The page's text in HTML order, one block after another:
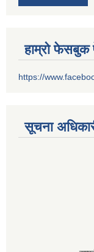
हाम्रो फेसबुक
https://
सूचना